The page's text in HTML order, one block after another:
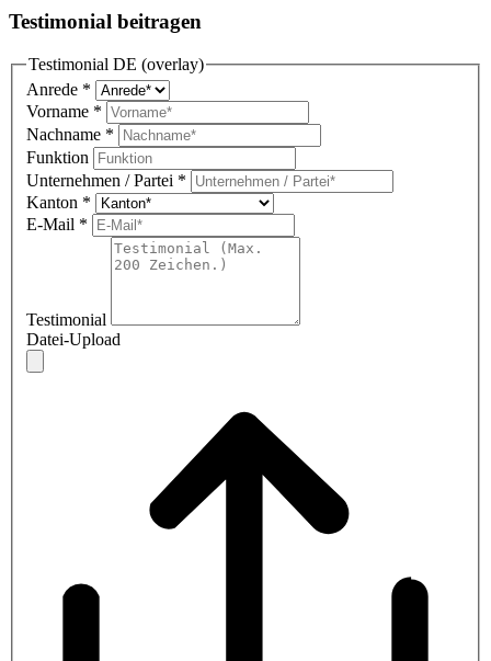
Testimonial beitragen
Testimonial DE (overlay)
Anrede *
Vorname *
Nachname *
Funktion
Unternehmen / Partei *
Kanton *
E-Mail *
Testimonial
Datei-Upload